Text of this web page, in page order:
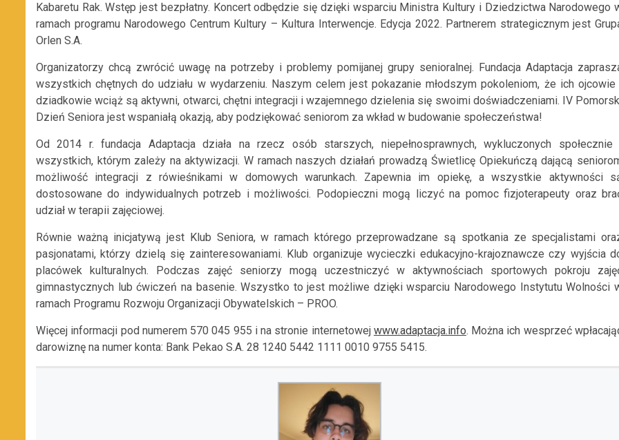
Kabaretu Rak. Wstęp jest bezpłatny. Koncert odbędzie się dzięki wsparciu Ministra Kultury i Dziedzictwa Narodowego
ramach programu Narodowego Centrum Kultury – Kultura Interwencje. Edycja 2022. Partnerem strategicznym jest
Orlen S.A.
Organizatorzy chcą zwrócić uwagę na potrzeby i problemy pomijanej grupy senioralnej. Fundacja Adaptacja
wszystkich chętnych do udziału w wydarzeniu. Naszym celem jest pokazanie młodszym pokoleniom, że ich ojcowie
dziadkowie wciąż są aktywni, otwarci, chętni integracji i wzajemnego dzielenia się swoimi doświadczeniami. IV
Dzień Seniora jest wspaniałą okazją, aby podziękować seniorom za wkład w budowanie społeczeństwa!
Od 2014 r. fundacja Adaptacja działa na rzecz osób starszych, niepełnosprawnych, wykluczonych społecznie
wszystkich, którym zależy na aktywizacji. W ramach naszych działań prowadzą Świetlicę Opiekuńczą dającą
możliwość integracji z rówieśnikami w domowych warunkach. Zapewnia im opiekę, a wszystkie aktywności
dostosowane do indywidualnych potrzeb i możliwości. Podopieczni mogą liczyć na pomoc fizjoterapeuty oraz
udział w terapii zajęciowej.
Równie ważną inicjatywą jest Klub Seniora, w ramach którego przeprowadzane są spotkania ze specjalistami
pasjonatami, którzy dzielą się zainteresowaniami. Klub organizuje wycieczki edukacyjno-krajoznawcze czy wyjścia
placówek kulturalnych. Podczas zajęć seniorzy mogą uczestniczyć w aktywnościach sportowych pokroju
gimnastycznych lub ćwiczeń na basenie. Wszystko to jest możliwe dzięki wsparciu Narodowego Instytutu Wolności
ramach Programu Rozwoju Organizacji Obywatelskich – PROO.
Więcej informacji pod numerem 570 045 955 i na stronie internetowej www.adaptacja.info. Można ich wesprzeć
darowiznę na numer konta: Bank Pekao S.A. 28 1240 5442 1111 0010 9755 5415.